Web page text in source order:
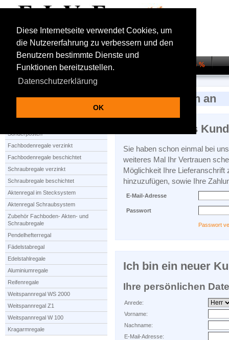
Diese Internetseite verwendet Cookies, um
die Nutzererfahrung zu verbessern und den
Benutzern bestimmte Dienste und
Funktionen bereitzustellen.
Datenschutzerklärung
OK
Startseite Regalsysteme Sale %
Startseite Anmelden
Produktauswahl
Sonderposten
Fachbodenregale verzinkt
Fachbodenregale beschichtet
Schraubregale verzinkt
Schraubregale beschichtet
Aktenregal im Stecksystem
Aktenregal Schraubsystem
Zubehör Fachboden- Akten- und
Schraubregale
Pendelhefterregal
Fädelstabregal
Edelstahlregale
Aluminiumregale
Reifenregale
Weitspannregal WS 2000
Weitspannregal Z1
Weitspannregal W 100
Kragarmregale
Melden Sie sich an
Ich bin bereits
Sie haben schon einmal bei
weiteres Mal Ihr Vertrauen
Möglichkeit Ihre Lieferanschrift
hinzuzufügen, sowie Ihre
E-Mail-Adresse
Passwort
Passwort
Ich bin ein neuer
Ihre persönlichen
Anrede:
Vorname:
Nachname:
E-Mail-Adresse: